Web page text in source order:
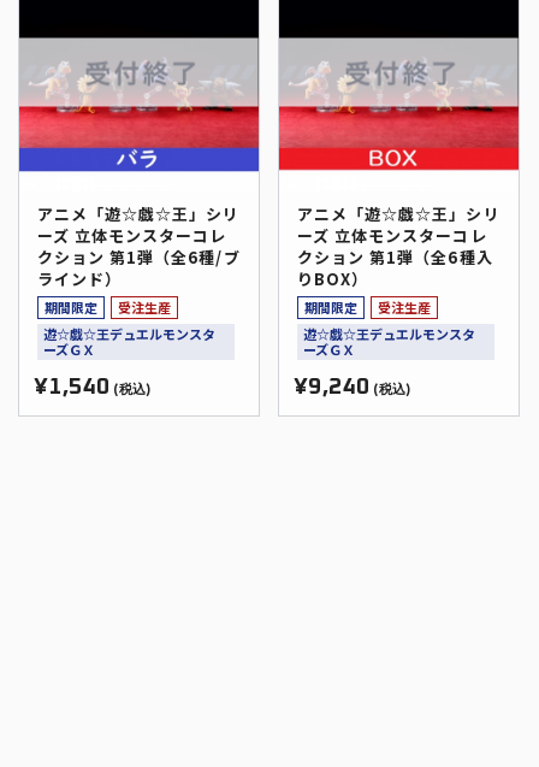
アニメ「遊☆戯☆王」シリ
ーズ 立体モンスターコレ
クション 第1弾（全6種/ブ
ラインド）
期間限定
受注生産
遊☆戯☆王デュエルモンスタ
ーズＧＸ
¥1,540 (税込)
アニメ「遊☆戯☆王」シリ
ーズ 立体モンスターコレ
クション 第1弾（全6種入
りBOX）
期間限定
受注生産
遊☆戯☆王デュエルモンスタ
ーズＧＸ
¥9,240 (税込)